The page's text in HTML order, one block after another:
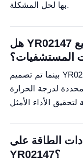
بها لحل المشكلة.
هل YR02147 مناسب للاستخدام في جميع
المستشفيات؟
بينما تم تصميم YR02147 للمرونة، من الضروري التأكد من
لدرجة الحرارة
الطاقة على
YR02147؟